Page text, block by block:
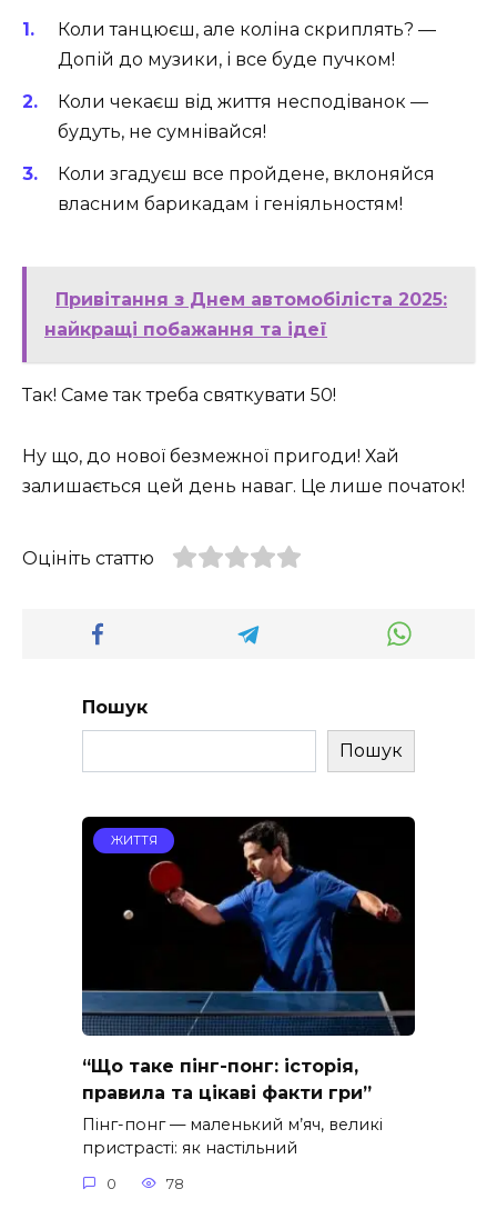
Коли танцюєш, але коліна скриплять? —
Допій до музики, і все буде пучком!
Коли чекаєш від життя несподіванок —
будуть, не сумнівайся!
Коли згадуєш все пройдене, вклоняйся
власним барикадам і геніяльностям!
Привітання з Днем автомобіліста 2025:
найкращі побажання та ідеї
Так! Саме так треба святкувати 50!
Ну що, до нової безмежної пригоди! Хай
залишається цей день наваг. Це лише початок!
Оцініть статтю
Пошук
Пошук
ЖИТТЯ
“Що таке пінг-понг: історія,
правила та цікаві факти гри”
Пінг-понг — маленький м’яч, великі
пристрасті: як настільний
0 78